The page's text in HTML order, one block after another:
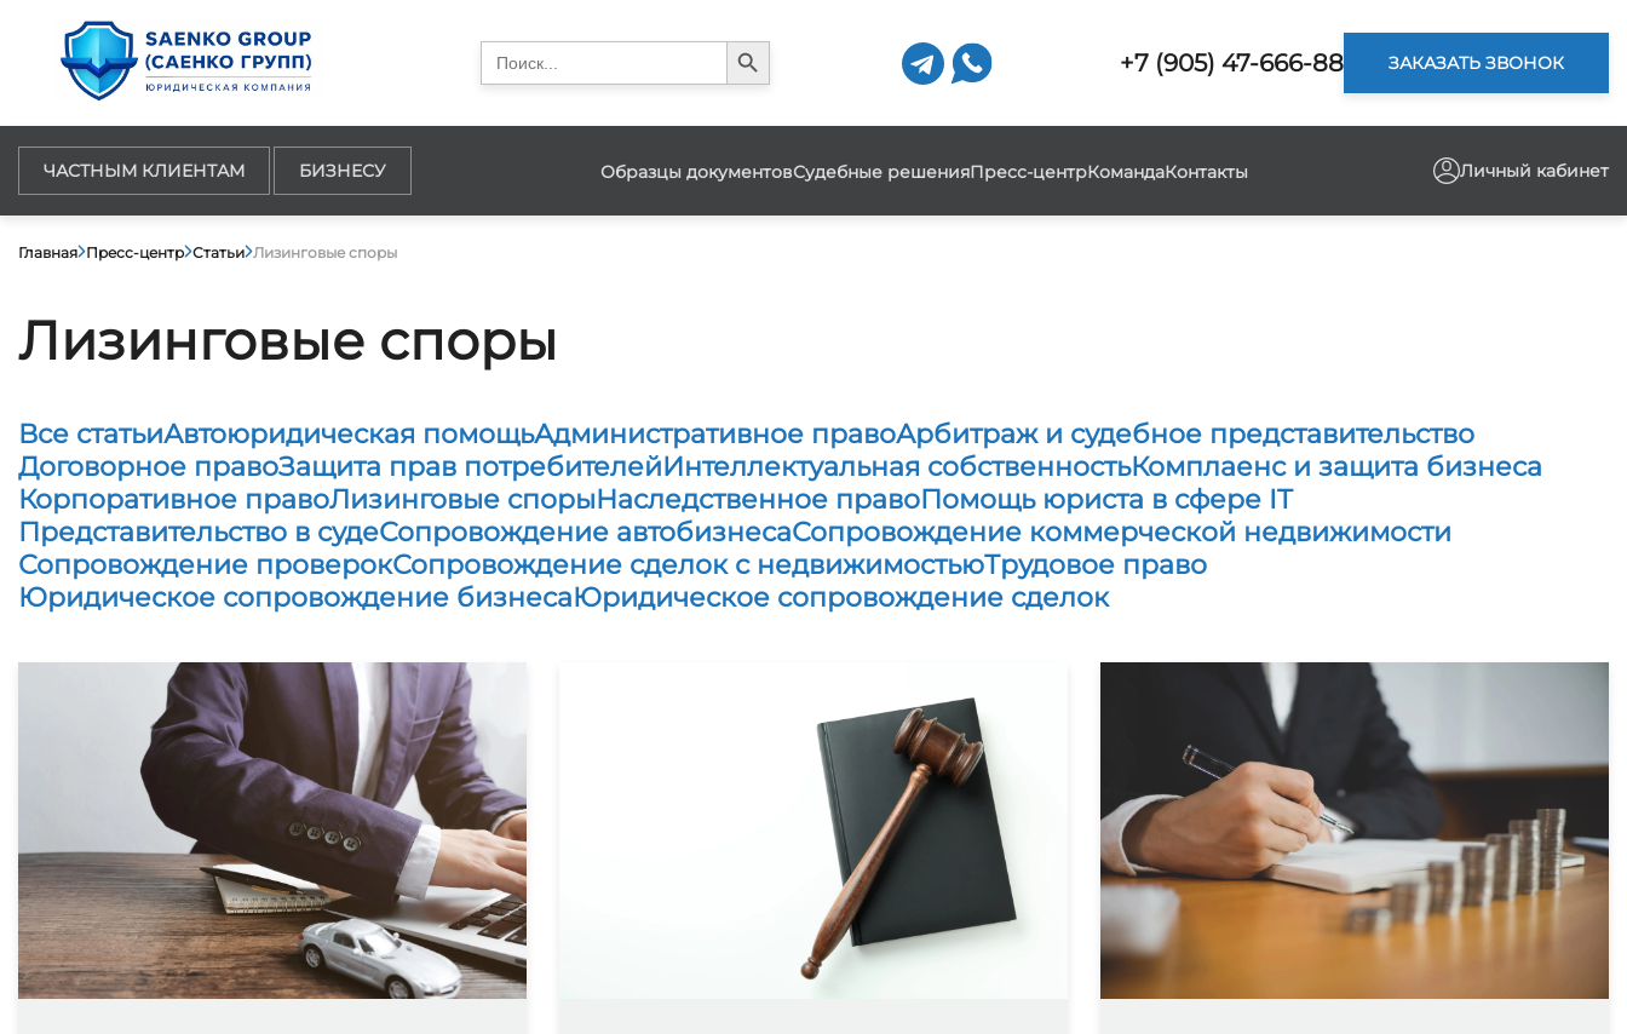
Search
for:
Search Button
+7 (905) 47-666-88 ЗАКАЗАТЬ ЗВОНОК
ЧАСТНЫМ КЛИЕНТАМ БИЗНЕСУ Образцы документовСудебные решенияПресс-центрКомандаКонтакты Личный кабинет
Главная Пресс-центр Статьи Лизинговые споры
Лизинговые споры
Все статьиАвтоюридическая помощьАдминистративное правоАрбитраж и судебное представительство
Договорное правоЗащита прав потребителейИнтеллектуальная собственностьКомплаенс и защита бизнеса
Корпоративное правоЛизинговые спорыНаследственное правоПомощь юриста в сфере IT
Представительство в судеСопровождение автобизнесаСопровождение коммерческой недвижимости
Сопровождение проверокСопровождение сделок с недвижимостьюТрудовое право
Юридическое сопровождение бизнесаЮридическое сопровождение сделок